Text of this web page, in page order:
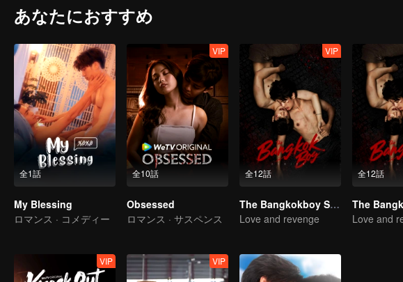
あなたにおすすめ
全1話
My Blessing
ロマンス · コメディー
全10話
VIP
Obsessed
ロマンス · サスペンス
全12話
VIP
The Bangkokboy Series (Uncut Ver.)
Love and revenge
全12話
Love and
VIP VIP